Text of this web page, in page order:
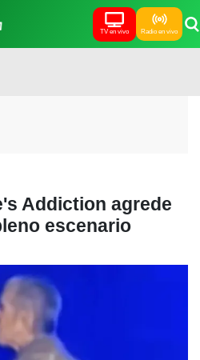
TV en vivo Radio en vivo
Addiction agrede
escenario